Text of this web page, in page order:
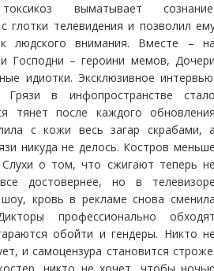
выматывает
глотки телевидения и позволил
людского внимания. Вместе –
Господни – героини мемов,
идиотки. Эксклюзивное
Грязи в инфопространстве
тянет после каждого
с кожи весь загар скрабами,
никуда не делось. Костров
о том, что сжигают теперь
достовернее, но в
шоу, кровь в рекламе снова
профессионально
обойти и гендеры. Никто
и самоцензура становится